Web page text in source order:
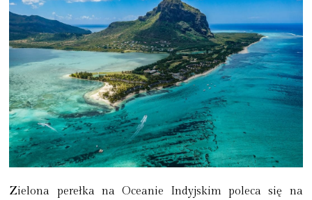
Zielona perełka na Oceanie Indyjskim poleca się na